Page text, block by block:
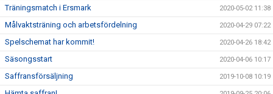
Träningsmatch i Ersmark 2020-05-02 11:38
Målvaktsträning och arbetsfördelning 2020-04-29 07:22
Spelschemat har kommit! 2020-04-26 18:42
Säsongsstart 2020-04-06 10:17
Saffransförsäljning 2019-10-08 10:19